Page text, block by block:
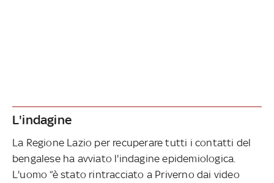
L'indagine
La Regione Lazio per recuperare tutti i contatti del
bengalese ha avviato l'indagine epidemiologica.
L'uomo “è stato rintracciato a Priverno dai video